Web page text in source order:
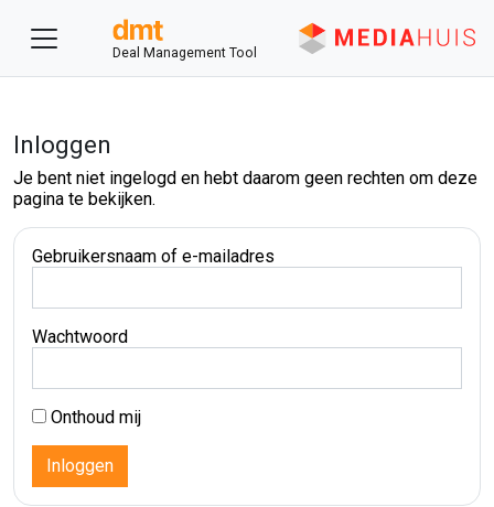
Deal Management Tool
Inloggen
Je bent niet ingelogd en hebt daarom geen rechten om deze
pagina te bekijken.
Gebruikersnaam of e-mailadres
Wachtwoord
Onthoud mij